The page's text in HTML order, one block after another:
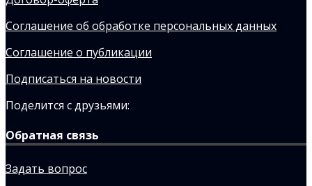
Соглашение об обработке персональных данных
Соглашение о публикации
Подписаться на новости
Поделится с друзьями:
Обратная связь
Задать вопрос